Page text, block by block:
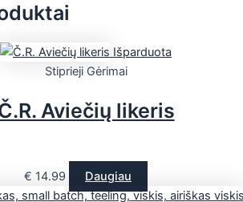
Išparduota
Stiprieji Gėrimai
Aviečių likeris
€ 14.99 Daugiau